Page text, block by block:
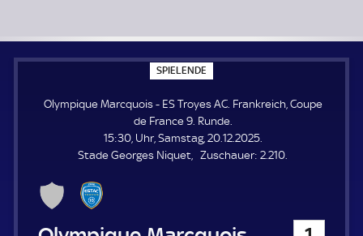
SPIELENDE
P
E
E
N
D
E
Olympique Marcquois - ES Troyes AC. Frankreich, Coupe
de France 9. Runde.
15:30, Uhr, Samstag, 20.12.2025.
Stade Georges Niquet
Zuschauer: Z
2.210.